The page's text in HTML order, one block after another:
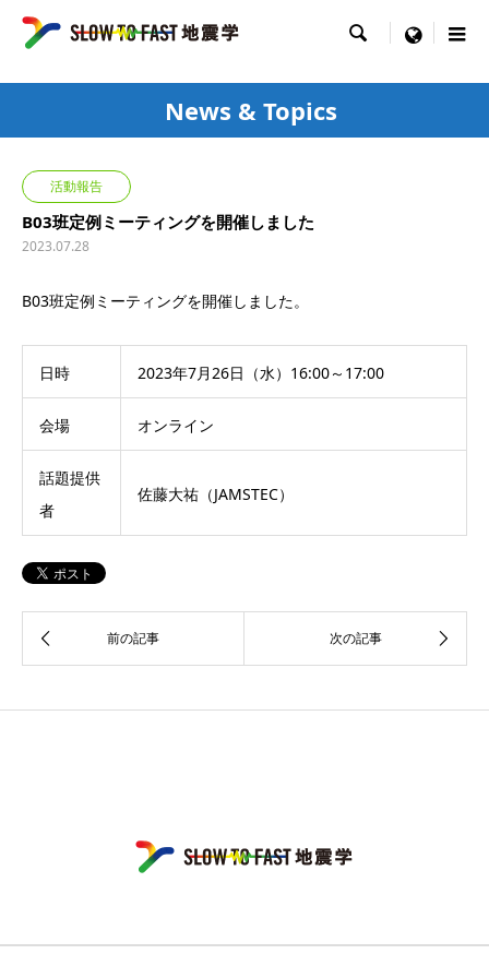
 menu
News & Topics
活動報告
B03班定例ミーティングを開催しました
2023.07.28
B03班定例ミーティングを開催しました。
日時 2023年7月26日（水）16:00～17:00
会場 オンライン
話題提供
者
佐藤大祐（JAMSTEC）